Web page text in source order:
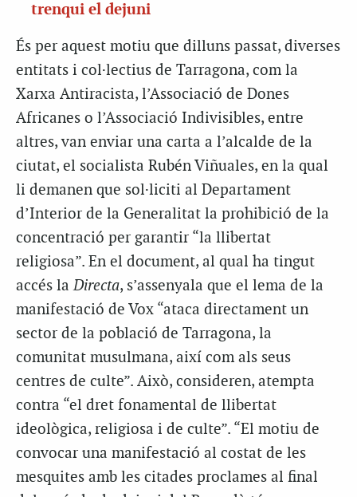
trenqui el dejuni
És per aquest motiu que dilluns passat, diverses
entitats i col·lectius de Tarragona, com la
Xarxa Antiracista, l’Associació de Dones
Africanes o l’Associació Indivisibles, entre
altres, van enviar una carta a l’alcalde de la
ciutat, el socialista Rubén Viñuales, en la qual
li demanen que sol·liciti al Departament
d’Interior de la Generalitat la prohibició de la
concentració per garantir “la llibertat
religiosa”. En el document, al qual ha tingut
accés laDirecta, s’assenyala que el lema de la
manifestació de Vox “ataca directament un
sector de la població de Tarragona, la
comunitat musulmana, així com als seus
centres de culte”. Això, consideren, atempta
contra “el dret fonamental de llibertat
ideològica, religiosa i de culte”. “El motiu de
convocar una manifestació al costat de les
mesquites amb les citades proclames al final